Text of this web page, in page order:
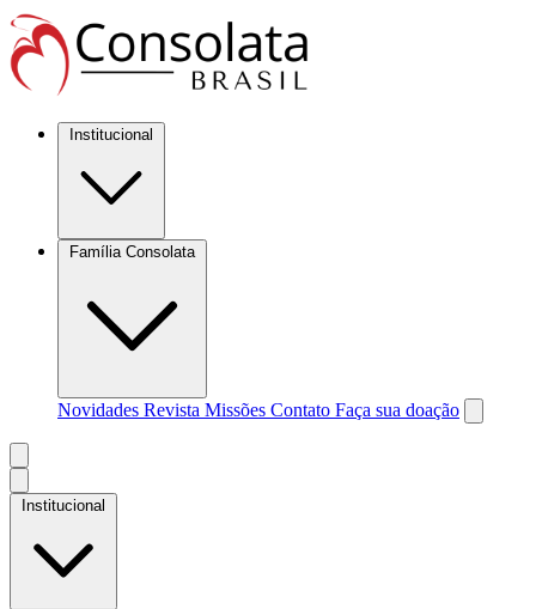
Institucional
Família Consolata
Novidades Revista Missões Contato Faça sua doação
Institucional